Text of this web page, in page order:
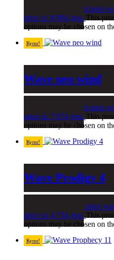
Original price
price is: 8,994 ден. This
options may be chosen on
Купи!
Wave neo wind
Original price
price is: 7,974 ден. This
options may be chosen on
Купи!
Wave Prodigy 4
Original price
price is: 4,734 ден. This
options may be chosen on
Купи!